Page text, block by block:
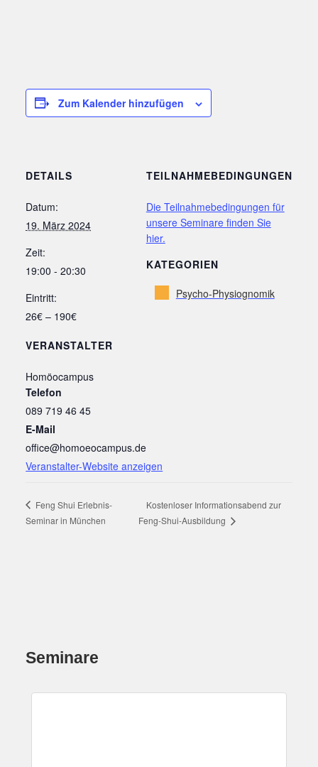
Zum Kalender hinzufügen
DETAILS
Datum:
19. März 2024
Zeit:
19:00 - 20:30
Eintritt:
26€ – 190€
TEILNAHMEBEDINGUNGEN
Die Teilnahmebedingungen für
unsere Seminare finden Sie
hier.
KATEGORIEN
Psycho-Physiognomik
VERANSTALTER
Homöocampus
Telefon
089 719 46 45
E-Mail
office@homoeocampus.de
Veranstalter-Website anzeigen
Feng Shui Erlebnis-
Seminar in München
Kostenloser Informationsabend zur
Feng-Shui-Ausbildung
Seminare